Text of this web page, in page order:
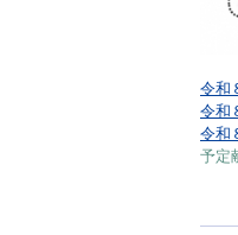
令和
令和
令和
予定